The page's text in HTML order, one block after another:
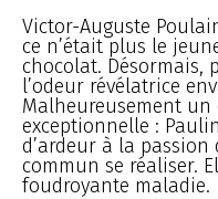
Victor-Auguste
ce n’était plus le
chocolat. Désormais,
l’odeur révélatrice
Malheureusement
exceptionnelle :
d’ardeur à la
commun se réaliser.
foudroyante maladie.